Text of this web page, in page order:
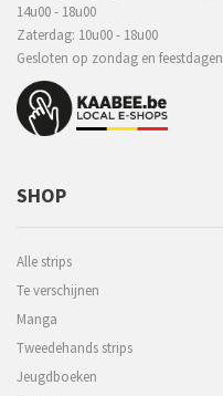
14u00 - 18u00
Zaterdag: 10u00 - 18u00
Gesloten op zondag en feestdagen
SHOP
Alle strips
Te verschijnen
Manga
Tweedehands strips
Jeugdboeken